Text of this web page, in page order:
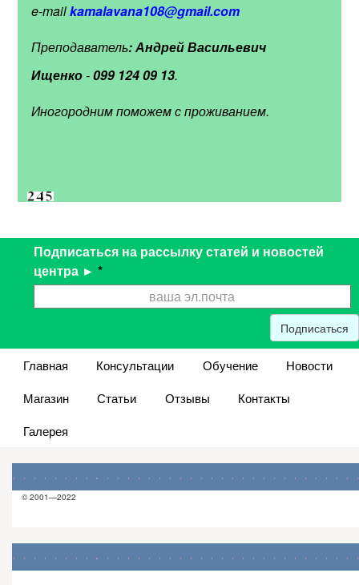
e-mailkamalavana108@gmail.com
Преподаватель: Андрей Васильевич
Ищенко-099 124 09 13.
Иногородним поможем с проживанием.
Подписаться на рассылку статей и новостей
центра ► *
Подписаться
Главная Консультации Обучение
Новости
Магазин
Статьи Отзывы
Контакты
Галерея
© 2001—2022